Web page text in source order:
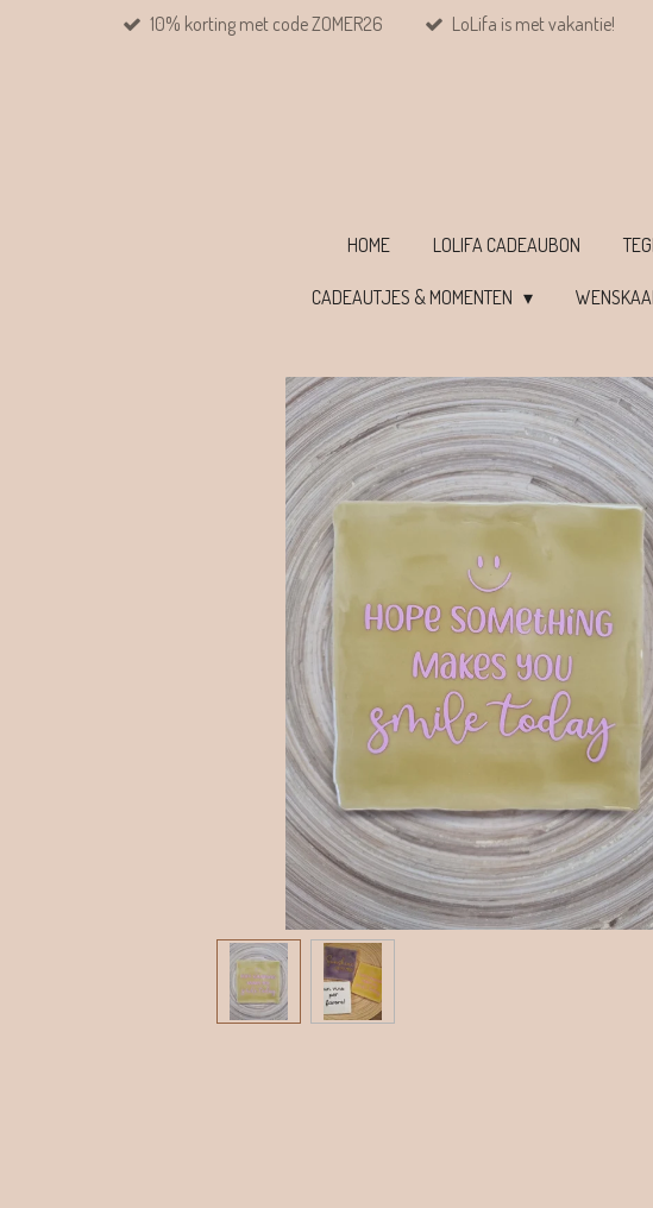
10% korting met code ZOMER26 LoLifa is met vakantie!
HOME LOLIFA CADEAUBON
CADEAUTJES & MOMENTEN